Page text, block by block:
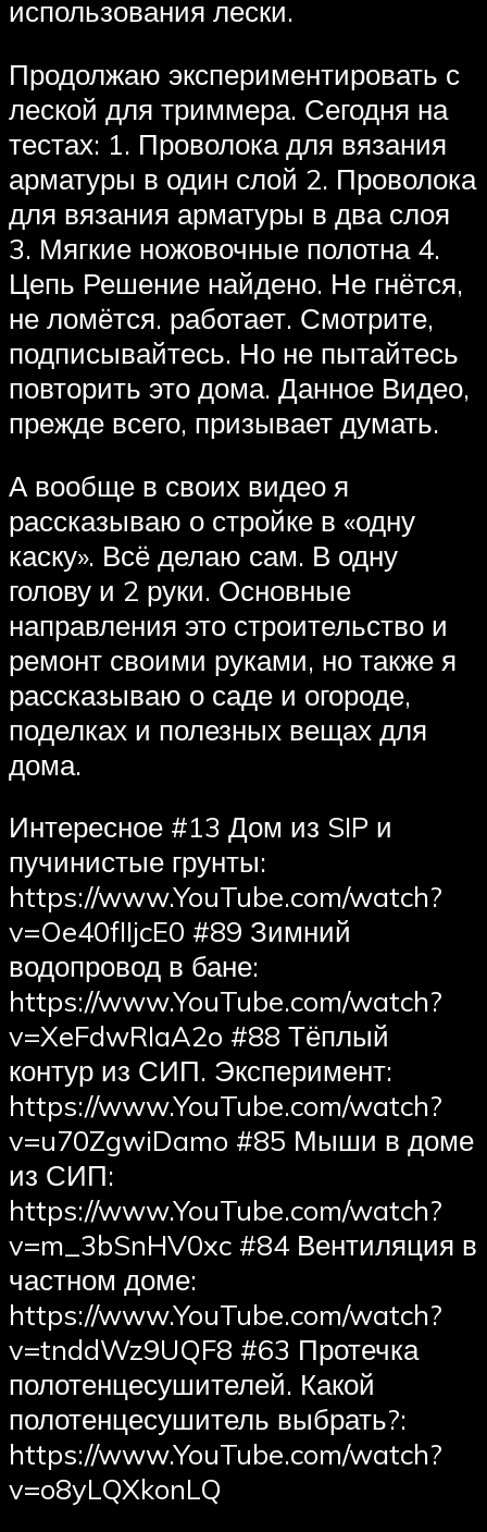
использования лески.
Продолжаю экспериментировать с
леской для триммера. Сегодня на
тестах: 1. Проволока для вязания
арматуры в один слой 2. Проволока
для вязания арматуры в два слоя
3. Мягкие ножовочные полотна 4.
Цепь Решение найдено. Не гнётся,
не ломётся. работает. Смотрите,
подписывайтесь. Но не пытайтесь
повторить это дома. Данное Видео,
прежде всего, призывает думать.
А вообще в своих видео я
рассказываю о стройке в «одну
каску». Всё делаю сам. В одну
голову и 2 руки. Основные
направления это строительство и
ремонт своими руками, но также я
рассказываю о саде и огороде,
поделках и полезных вещах для
дома.
Интересное #13 Дом из SIP и
пучинистые грунты:
https://www.YouTube.com/watch?
v=Oe40fIIjcE0 #89 Зимний
водопровод в бане:
https://www.YouTube.com/watch?
v=XeFdwRIaA2o #88 Тёплый
контур из СИП. Эксперимент:
https://www.YouTube.com/watch?
v=u70ZgwiDamo #85 Мыши в доме
из СИП:
https://www.YouTube.com/watch?
v=m_3bSnHV0xc #84 Вентиляция в
частном доме:
https://www.YouTube.com/watch?
v=tnddWz9UQF8 #63 Протечка
полотенцесушителей. Какой
полотенцесушитель выбрать?:
https://www.YouTube.com/watch?
v=o8yLQXkonLQ